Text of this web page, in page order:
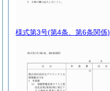
様式第3号(第4条、第6条関係)